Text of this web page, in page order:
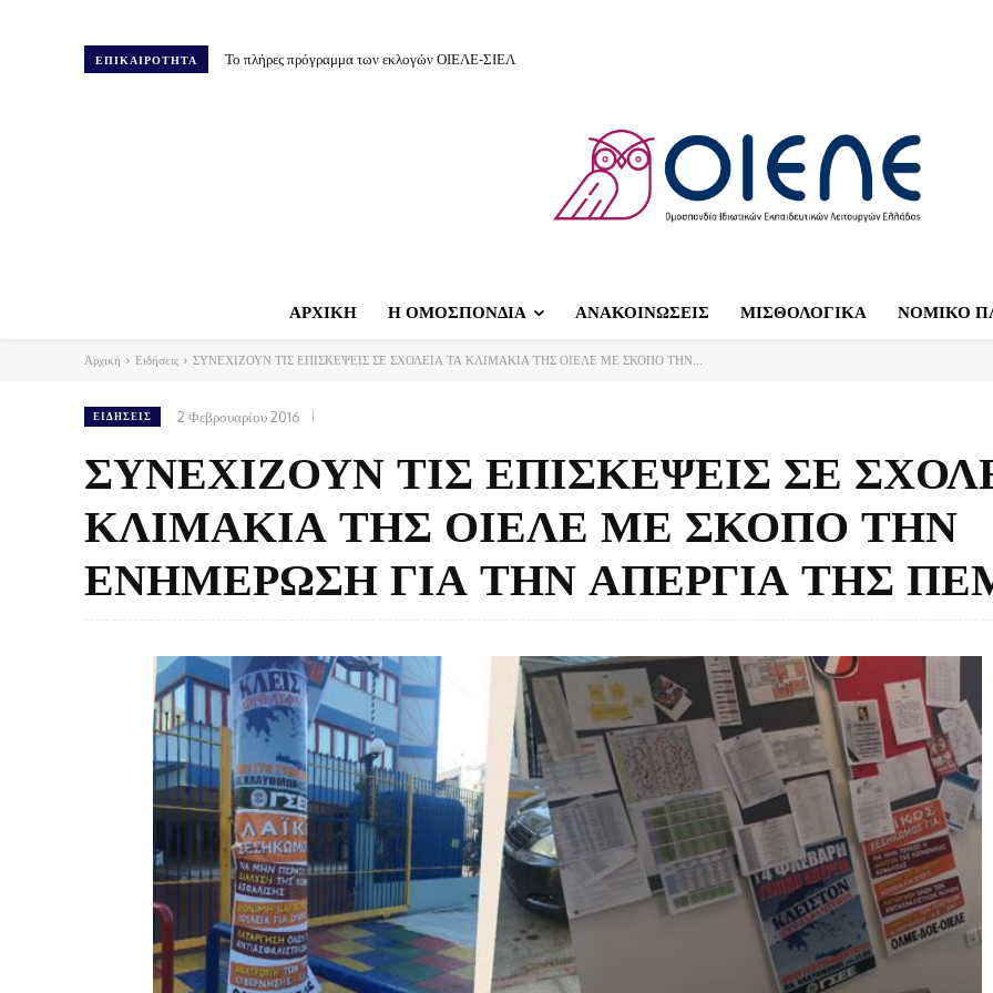
ΕΠΙΚΑΙΡΟΤΗΤΑ Το πλήρες πρόγραμμα των εκλογών ΟΙΕΛΕ-ΣΙΕΛ
ΑΡΧΙΚΗ Η ΟΜΟΣΠΟΝΔΙΑ ΑΝΑΚΟΙΝΩΣΕΙΣ ΜΙΣΘΟΛΟΓΙΚΑ ΝΟΜΙΚΟ
Αρχική Ειδήσεις ΣΥΝΕΧΙΖΟΥΝ ΤΙΣ ΕΠΙΣΚΕΨΕΙΣ ΣΕ ΣΧΟΛΕΙΑ ΤΑ ΚΛΙΜΑΚΙΑ ΤΗΣ ΟΙΕΛΕ ΜΕ ΣΚΟΠΟ ΤΗΝ...
ΕΙΔΉΣΕΙΣ 2 Φεβρουαρίου 2016
ΣΥΝΕΧΙΖΟΥΝ ΤΙΣ ΕΠΙΣΚΕΨΕΙΣ ΣΕ
ΚΛΙΜΑΚΙΑ ΤΗΣ ΟΙΕΛΕ ΜΕ ΣΚΟΠΟ ΤΗΝ
ΕΝΗΜΕΡΩΣΗ ΓΙΑ ΤΗΝ ΑΠΕΡΓΙΑ ΤΗΣ